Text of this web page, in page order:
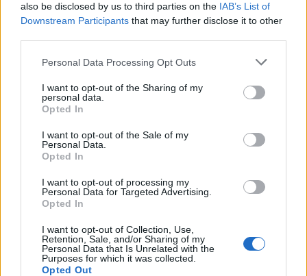
also be disclosed by us to third parties on the IAB’s List of
Downstream Participants that may further disclose it to other
Please note that this website/app uses one or more Google
not limited to your visit or usage behaviour. You may click to
grant or deny consent to Google and its third-party tags to
use your data for below specified purposes in below Google
consent section.
Personal Data Processing Opt Outs
I want to opt-out of the Sharing of my
personal data.
Opted In
I want to opt-out of the Sale of my
Personal Data.
Opted In
I want to opt-out of processing my
Personal Data for Targeted Advertising.
Opted In
I want to opt-out of Collection, Use,
Retention, Sale, and/or Sharing of my
Personal Data that Is Unrelated with the
Purposes for which it was collected.
Opted Out